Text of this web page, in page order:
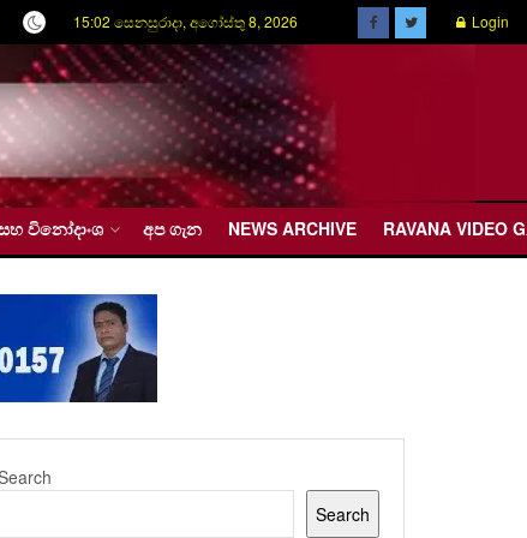
15:02 සෙනසුරාදා, අගෝස්තු 8, 2026 Login
සහ විනෝදාංශ අප ගැන NEWS ARCHIVE RAVANA VIDEO
Search